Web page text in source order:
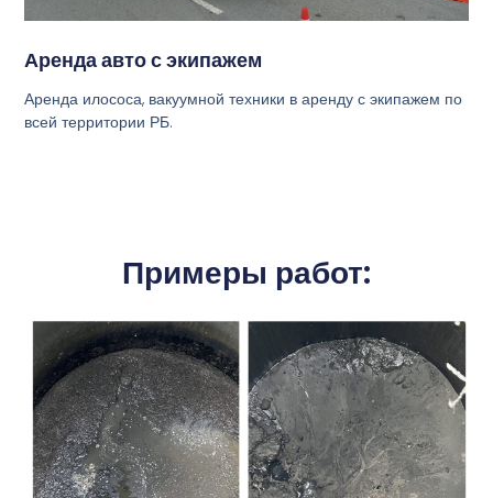
Аренда авто с экипажем
Аренда илососа, вакуумной техники в аренду с экипажем по
всей территории РБ.
Примеры работ: